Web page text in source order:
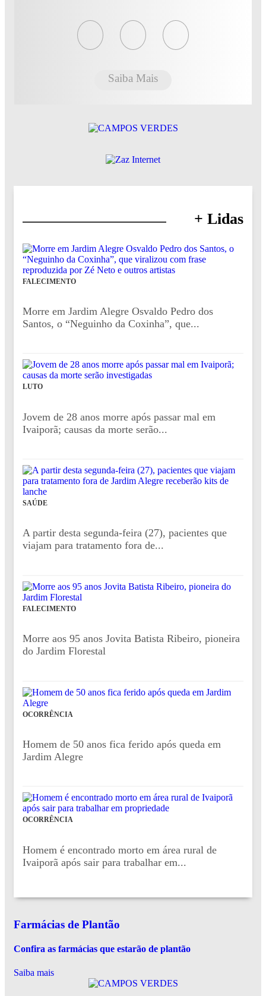
Saiba Mais
+ Lidas
FALECIMENTO
Morre em Jardim Alegre Osvaldo Pedro dos
Santos, o “Neguinho da Coxinha”, que...
LUTO
Jovem de 28 anos morre após passar mal em
Ivaiporã; causas da morte serão...
SAÚDE
A partir desta segunda-feira (27), pacientes que
viajam para tratamento fora de...
FALECIMENTO
Morre aos 95 anos Jovita Batista Ribeiro, pioneira
do Jardim Florestal
OCORRÊNCIA
Homem de 50 anos fica ferido após queda em
Jardim Alegre
OCORRÊNCIA
Homem é encontrado morto em área rural de
Ivaiporã após sair para trabalhar em...
Farmácias de Plantão
Confira as farmácias que estarão de plantão
Saiba mais